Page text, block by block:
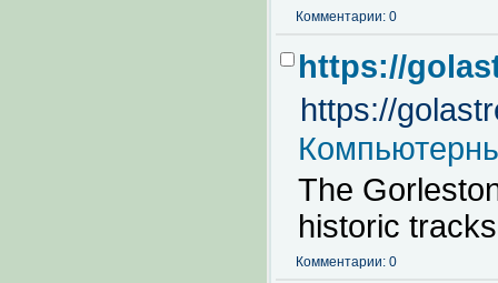
Комментарии: 0
https://
https://
The
historic
Комментарии: 0